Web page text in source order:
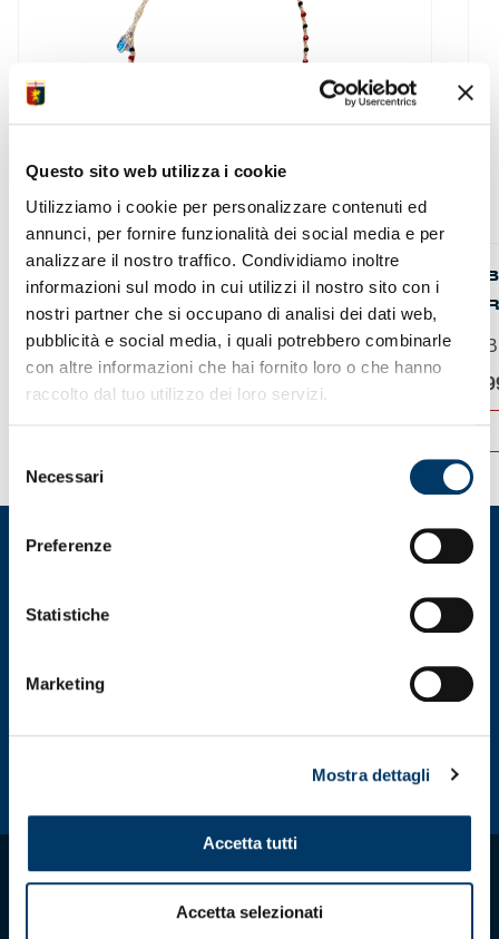
Questo sito web utilizza i cookie
Utilizziamo i cookie per personalizzare contenuti ed
annunci, per fornire funzionalità dei social media e per
analizzare il nostro traffico. Condividiamo inoltre
informazioni sul modo in cui utilizzi il nostro sito con i
nostri partner che si occupano di analisi dei dati web,
pubblicità e social media, i quali potrebbero combinarle
con altre informazioni che hai fornito loro o che hanno
raccolto dal tuo utilizzo dei loro servizi.
del
consenso
Necessari
Preferenze
Statistiche
Marketing
Mostra dettagli
Accetta tutti
Accetta selezionati
Girocollo argento e...
59,90€